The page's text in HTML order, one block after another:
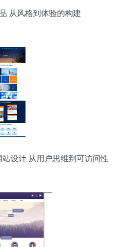
从风格到体验的构建
设计 从用户思维到可访问性